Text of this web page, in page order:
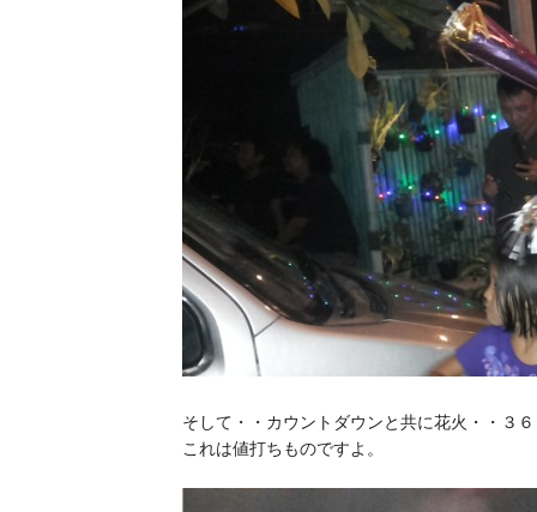
そして・・カウントダウンと共に花火・・３
これは値打ちものですよ。